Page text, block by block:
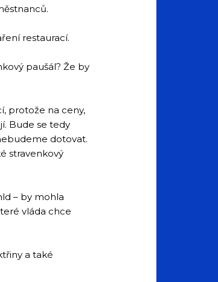
restaurací.
paušál? Že by
protože na ceny,
Bude se tedy
dotovat.
stravenkový
– by mohla
vláda chce
a také